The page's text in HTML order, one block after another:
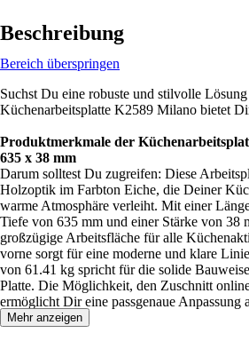
Beschreibung
Bereich überspringen
Suchst Du eine robuste und stilvolle
Küchenarbeitsplatte K2589 Milano bietet
Produktmerkmale der
635 x 38 mm
Darum solltest Du zugreifen: Diese
Holzoptik im Farbton Eiche, die Deiner
warme Atmosphäre verleiht. Mit einer
Tiefe von 635 mm und einer Stärke von 38
großzügige Arbeitsfläche für alle
vorne sorgt für eine moderne und klare
von 61.41 kg spricht für die solide
Platte. Die Möglichkeit, den Zuschnitt
ermöglicht Dir eine passgenaue Anpassung
Bedürfnisse.
Mehr anzeigen